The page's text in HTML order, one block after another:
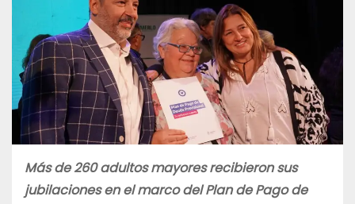
Más de 260 adultos mayores recibieron sus
jubilaciones en el marco del Plan de Pago de